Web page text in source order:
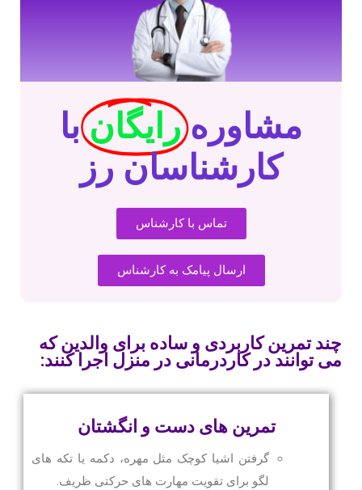
مشاوره رایگان با
کارشناسان رز
تماس با کارشناس
ارسال پیامک به کارشناس
چند تمرین کاربردی و ساده برای والدین که
می توانند در کاردرمانی در منزل اجرا کنند:
تمرین های دست و انگشتان
گرفتن اشیا کوچک مثل مهره، دکمه یا تکه های
لگو برای تقویت مهارت های حرکتی ظریف.